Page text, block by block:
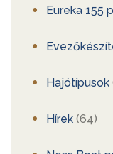
Eureka 155
Hajótípusok
Hírek (64)